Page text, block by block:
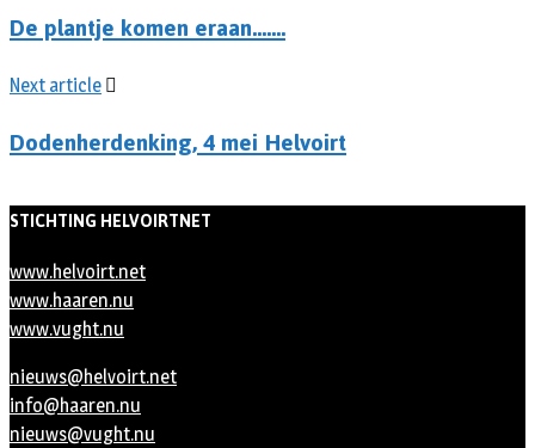
De plantje komen eraan…….
Next article
Dodenherdenking, 4 mei Helvoirt
STICHTING HELVOIRTNET
www.helvoirt.net
www.haaren.nu
www.vught.nu
nieuws@helvoirt.net
info@haaren.nu
nieuws@vught.nu